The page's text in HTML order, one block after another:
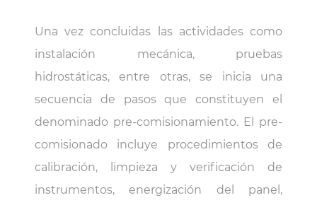
Una vez concluidas las actividades como
instalación mecánica, pruebas
hidrostáticas, entre otras, se inicia una
secuencia de pasos que constituyen el
denominado pre-comisionamiento. El pre-
comisionado incluye procedimientos de
calibración, limpieza y verificación de
instrumentos, energización del panel,